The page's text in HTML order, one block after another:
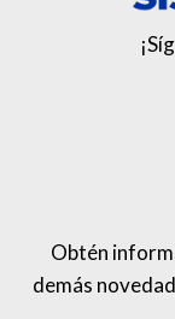
Obtén
demás